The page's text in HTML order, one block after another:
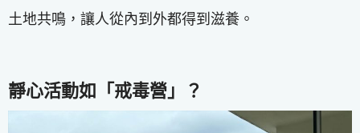
土地共鳴，讓人從內到外都得到滋養。
靜心活動如「戒毒營」？